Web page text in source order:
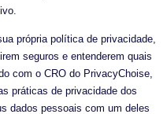
própria política de privacidade,
seguros e entenderem quais
com o CRO do PrivacyChoise,
práticas de privacidade dos
dados pessoais com um deles